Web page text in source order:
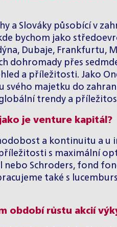
a Slováky působící v
bychom jako
Dubaje,
dohromady přes
a příležitosti. Jako
majetku do
trendy a
je venture kapitál?
a kontinuitu a
s maximální
nebo Schroders, fond
také s
období růstu akcií